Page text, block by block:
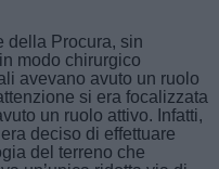
della Procura, sin
modo chirurgico
avevano avuto un ruolo
si era focalizzata
un ruolo attivo. Infatti,
deciso di effettuare
del terreno che